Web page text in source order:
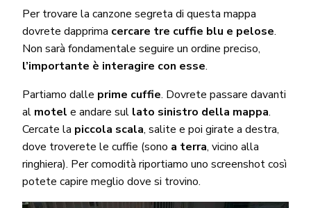
Per trovare la canzone segreta di questa mappa
dovrete dapprima cercare tre cuffie blu e pelose.
Non sarà fondamentale seguire un ordine preciso,
l’importante è interagire con esse.
Partiamo dalle prime cuffie. Dovrete passare davanti
al motel e andare sul lato sinistro della mappa.
Cercate la piccola scala, salite e poi girate a destra,
dove troverete le cuffie (sono a terra, vicino alla
ringhiera). Per comodità riportiamo uno screenshot così
potete capire meglio dove si trovino.